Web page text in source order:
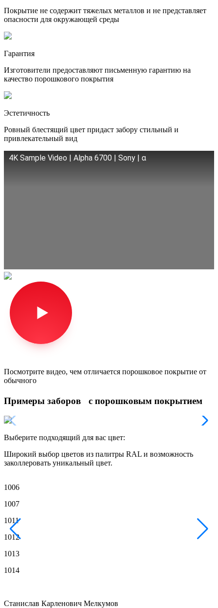
Покрытие не содержит тяжелых металлов и не представляет
опасности для окружающей среды
Гарантия
Изготовители предоставляют письменную гарантию на
качество порошкового покрытия
Эстетичность
Ровный блестящий цвет придаст забору стильный и
привлекательный вид
4K Sample Video | Alpha 6700 | Sony | α
Посмотрите видео, чем отличается порошковое покрытие от
обычного
Примеры заборов с порошковым покрытием
Выберите подходящий для вас цвет:
Широкий выбор цветов из палитры RAL и возможность
заколлеровать уникальный цвет.
1006
1007
1011
1012
1013
1014
Станислав Карленович Мелкумов